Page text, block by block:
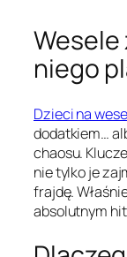
Wesele
niego
Dzieci na
dodatkiem…
chaosu.
nie tylko je
frajdę.
absolutnym